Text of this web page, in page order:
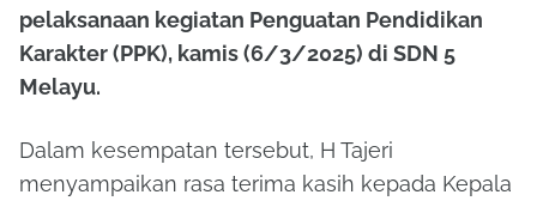
pelaksanaan kegiatan Penguatan Pendidikan
Karakter (PPK), kamis (6/3/2025) di SDN 5
Melayu.
Dalam kesempatan tersebut, H Tajeri
menyampaikan rasa terima kasih kepada Kepala